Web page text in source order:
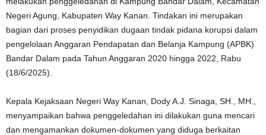
Negeri Agung, Kabupaten Way Kanan. Tindakan ini merupakan
bagian dari proses penyidikan dugaan tindak pidana korupsi dalam
pengelolaan Anggaran Pendapatan dan Belanja Kampung (APBK)
Bandar Dalam pada Tahun Anggaran 2020 hingga 2022, Rabu
(18/6/2025).
Kepala Kejaksaan Negeri Way Kanan, Dody A.J. Sinaga, SH., MH.,
menyampaikan bahwa penggeledahan ini dilakukan guna mencari
dan mengamankan dokumen-dokumen yang diduga berkaitan